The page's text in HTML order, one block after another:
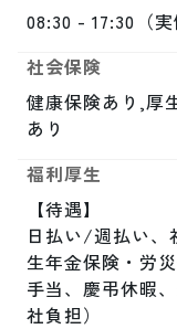
08:30 - 17:30（
社会保険
健康保険あり,厚
あり
福利厚生
【待遇】
日払い/週払い、
生年金保険・労
手当、慶弔休暇
社負担）